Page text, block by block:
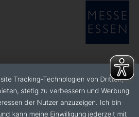
Tracking-Technologien von Dritten,
stetig zu verbessern und Werbung
der Nutzer anzuzeigen. Ich bin
kann meine Einwilligung jederzeit mit